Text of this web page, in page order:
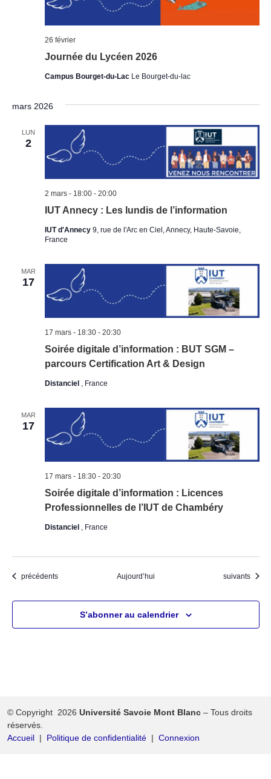
Journée du Lycéen 2026
26 février
Campus Bourget-du-Lac Le Bourget-du-lac
mars 2026
LUN
2
IUT Annecy : Les lundis de l’information
2 mars - 18:00- 20:00
IUT d'Annecy 9, rue de l'Arc en Ciel, Annecy, Haute-Savoie,
France
MAR
17
Soirée digitale d’information : BUT SGM –
parcours Certification Art & Design
17 mars - 18:30- 20:30
Distanciel , France
MAR
17
Soirée digitale d’information : Licences
Professionnelles de l’IUT de Chambéry
17 mars - 18:30- 20:30
Distanciel , France
Évènements
précédents Aujourd’hui Évènements
suivants
S’abonner au calendrier
© Copyright 2026 Université Savoie Mont Blanc – Tous droits
réservés.
Accueil
Politique de confidentialité Connexion